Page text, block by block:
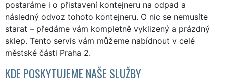
postaráme i o přistavení kontejneru na odpad a
následný odvoz tohoto kontejneru. O nic se nemusíte
starat – předáme vám kompletně vyklizený a prázdný
sklep. Tento servis vám můžeme nabídnout v celé
městské části Praha 2.
KDE POSKYTUJEME NAŠE SLUŽBY